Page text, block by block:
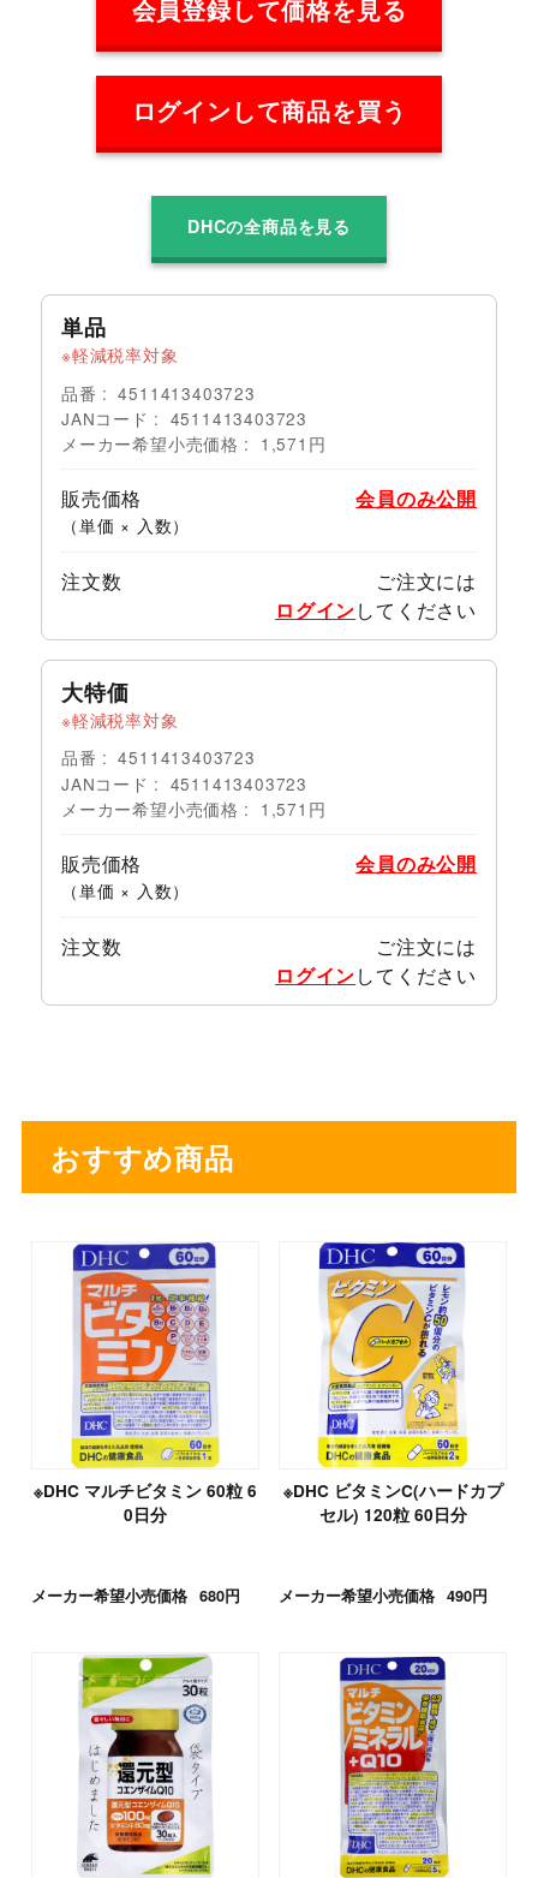
会員登録して価格を見る
ログインして商品を買う
DHCの全商品を見る
単品
軽減税率対象
品番
4511413403723
JANコード
4511413403723
メーカー希望小売価格
1,571円
販売価格
（単価 × 入数）
会員のみ公開
注文数
ご注文には
ログインしてください
大特価
軽減税率対象
品番
4511413403723
JANコード
4511413403723
メーカー希望小売価格
1,571円
販売価格
（単価 × 入数）
会員のみ公開
注文数
ご注文には
ログインしてください
おすすめ商品
※DHC マルチビタミン 60粒 6
0日分
メーカー希望小売価格 680円
※DHC ビタミンC(ハードカプ
セル) 120粒 60日分
メーカー希望小売価格 490円